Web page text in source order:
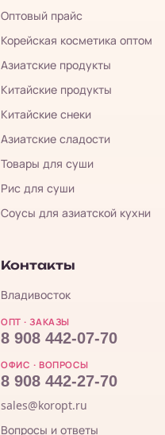
Оптовый прайс
Корейская косметика оптом
Азиатские продукты
Китайские продукты
Китайские снеки
Азиатские сладости
Товары для суши
Рис для суши
Соусы для азиатской кухни
Контакты
Владивосток
ОПТ · ЗАКАЗЫ
8 908 442-07-70
ОФИС · ВОПРОСЫ
8 908 442-27-70
sales@koropt.ru
Вопросы и ответы